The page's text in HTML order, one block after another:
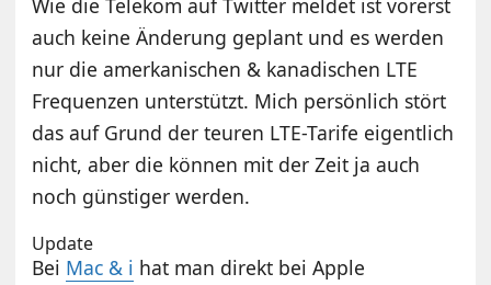
Wie die Telekom auf Twitter meldet ist vorerst
auch keine Änderung geplant und es werden
nur die amerkanischen & kanadischen LTE
Frequenzen unterstützt. Mich persönlich stört
das auf Grund der teuren LTE-Tarife eigentlich
nicht, aber die können mit der Zeit ja auch
noch günstiger werden.
Update
Bei Mac & i hat man direkt bei Apple